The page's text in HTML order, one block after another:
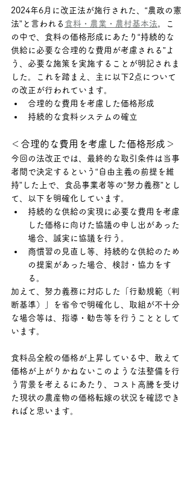
2024年6月に改正法が施行された、“農政の憲
法”と言われる 食料・農業・農村基本法。こ
の中で、食料の価格形成にあたり“持続的な
供給に必要な合理的な費用が考慮される”よ
う、必要な施策を実施することが明記されま
した。これを踏まえ、主に以下2点について
の改正が行われています。
合理的な費用を考慮した価格形成
持続的な食料システムの確立
＜合理的な費用を考慮した価格形成＞
今回の法改正では、最終的な取引条件は当事
者間で決定するという“自由主義の前提を維
持”した上で、食品事業者等の“努力義務”とし
て、以下を明確化しています。
持続的な供給の実現に必要な費用を考慮
した価格に向けた協議の申し出があった
場合、誠実に協議を行う。
商慣習の見直し等、持続的な供給のため
の提案があった場合、検討・協力をす
る。
加えて、努力義務に対応した「行動規範（判
断基準）」を省令で明確化し、取組が不十分
な場合等は、指導・勧告等を行うこととして
います。
食料品全般の価格が上昇している中、敢えて
価格が上がりかねないこのような法整備を行
う背景を考えるにあたり、コスト高騰を受け
た現状の農産物の価格転嫁の状況を確認でき
ればと思います。